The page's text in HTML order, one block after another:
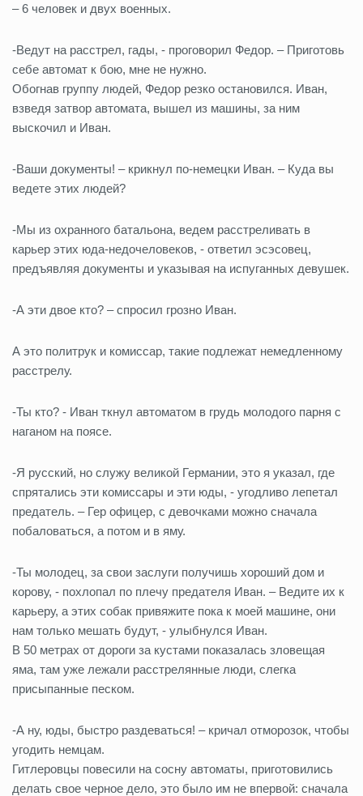
– 6 человек и двух военных.
-Ведут на расстрел, гады, - проговорил Федор. – Приготовь
себе автомат к бою, мне не нужно.
Обогнав группу людей, Федор резко остановился. Иван,
взведя затвор автомата, вышел из машины, за ним
выскочил и Иван.
-Ваши документы! – крикнул по-немецки Иван. – Куда вы
ведете этих людей?
-Мы из охранного батальона, ведем расстреливать в
карьер этих юда-недочеловеков, - ответил эсэсовец,
предъявляя документы и указывая на испуганных девушек.
-А эти двое кто? – спросил грозно Иван.
А это политрук и комиссар, такие подлежат немедленному
расстрелу.
-Ты кто? - Иван ткнул автоматом в грудь молодого парня с
наганом на поясе.
-Я русский, но служу великой Германии, это я указал, где
спрятались эти комиссары и эти юды, - угодливо лепетал
предатель. – Гер офицер, с девочками можно сначала
побаловаться, а потом и в яму.
-Ты молодец, за свои заслуги получишь хороший дом и
корову, - похлопал по плечу предателя Иван. – Ведите их к
карьеру, а этих собак привяжите пока к моей машине, они
нам только мешать будут, - улыбнулся Иван.
В 50 метрах от дороги за кустами показалась зловещая
яма, там уже лежали расстрелянные люди, слегка
присыпанные песком.
-А ну, юды, быстро раздеваться! – кричал отморозок, чтобы
угодить немцам.
Гитлеровцы повесили на сосну автоматы, приготовились
делать свое черное дело, это было им не впервой: сначала